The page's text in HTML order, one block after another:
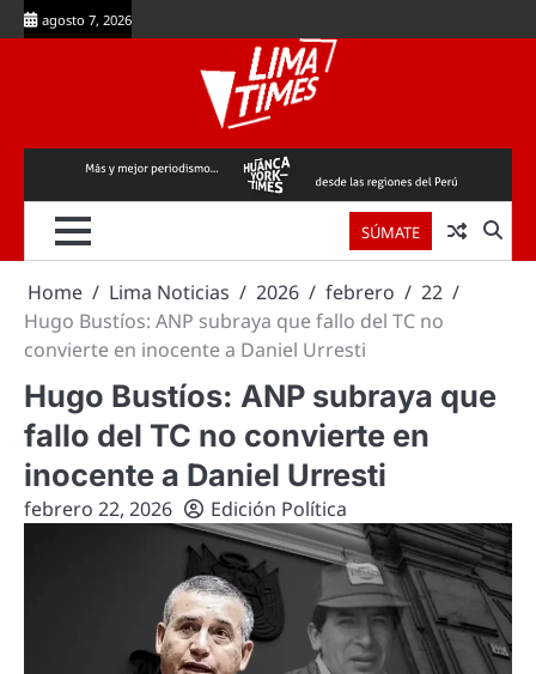
Skip
to
agosto 7, 2026
SÚMATE
Home Lima Noticias 2026 febrero
22
Hugo Bustíos: ANP subraya que fallo del TC no
convierte en inocente a Daniel Urresti
Hugo Bustíos: ANP subraya que
fallo del TC no convierte en
inocente a Daniel Urresti
febrero 22, 2026 Edición Política